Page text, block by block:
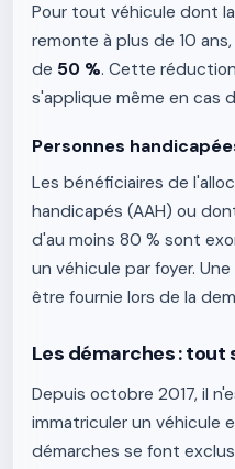
Pour tout véhicule dont
remonte à plus de 10
de 50 %. Cette
s'applique même en cas
Personnes
Les bénéficiaires de
handicapés (AAH) ou
d'au moins 80 % sont
un véhicule par foyer.
être fournie lors de la
Les démarches : tout
Depuis octobre 2017, il
immatriculer un véhicule
démarches se font